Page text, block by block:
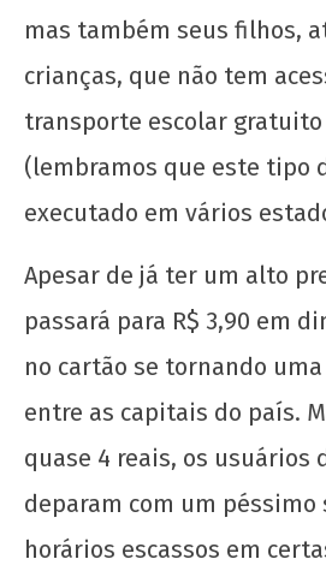
Solidariedade ao
Acre
6 de
janeiro
2017
wp-
admin
mas também seus filhos,
crianças, que não tem
transporte escolar
(lembramos que este tipo
executado em vários
Apesar de já ter um alto
passará para R$ 3,90 em
no cartão se tornando
entre as capitais do país.
quase 4 reais, os usuários
deparam com um péssimo
horários escassos em